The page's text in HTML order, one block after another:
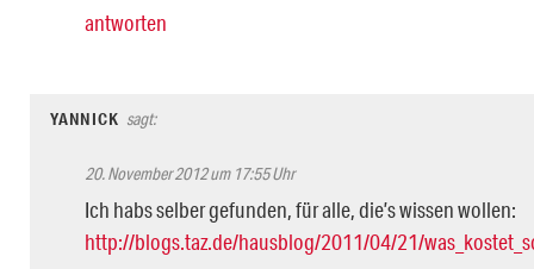
antworten
YANNICK sagt:
20. November 2012 um 17:55 Uhr
Ich habs selber gefunden, für alle, die’s wissen wollen:
http://blogs.taz.de/hausblog/2011/04/21/